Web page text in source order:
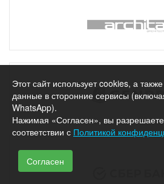
Этот сайт использует cookies, а
данные в сторонние сервисы
WhatsApp).
Нажимая «Согласен», вы
соответствии с Политикой
Согласен